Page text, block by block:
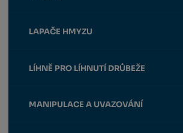
LAPAČE HMYZU
LÍHNĚ PRO LÍHNUTÍ DRŮBEŽE
MANIPULACE A UVAZOVÁNÍ